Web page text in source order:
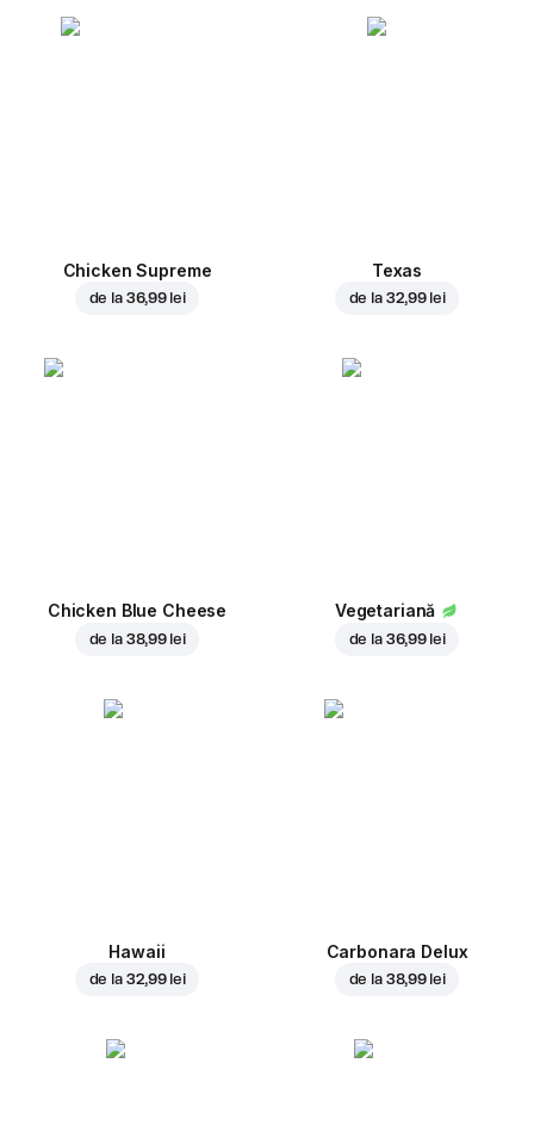
Chicken Supreme
de la 36,99 lei
Texas
de la 32,99 lei
Chicken Blue Cheese
de la 38,99 lei
Vegetariană
de la 36,99 lei
Hawaii
de la 32,99 lei
Carbonara Delux
de la 38,99 lei